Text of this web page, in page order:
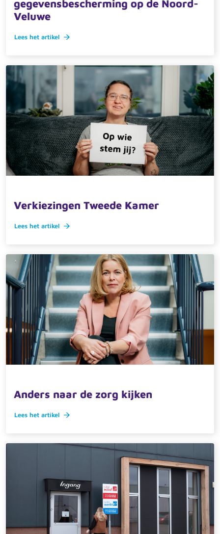
gegevensbescherming op de Noord-
Veluwe
Lees het artikel
Verkiezingen Tweede Kamer
Lees het artikel
Anders naar de zorg kijken
Lees het artikel